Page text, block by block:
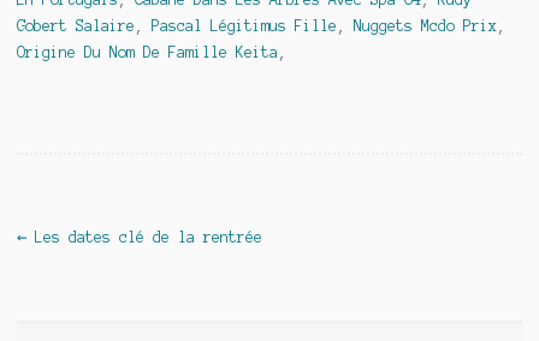
Gobert Salaire
Pascal Légitimus Fille Nuggets Mcdo Prix,
Origine Du Nom De Famille Keita
Navigation de l'article
←Les dates clé de la rentrée